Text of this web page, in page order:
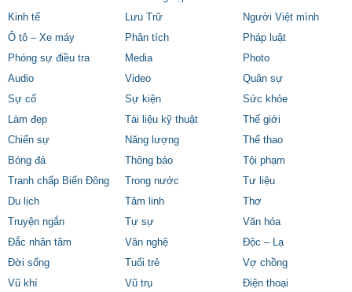
Kinh tế
Lưu Trữ
Người Việt mình
Ô tô – Xe máy
Phân tích
Pháp luật
Phóng sự điều tra
Media
Photo
Audio
Video
Quân sự
Sự cố
Sự kiện
Sức khỏe
Làm đẹp
Tài liệu kỹ thuật
Thế giới
Chiến sự
Năng lượng
Thể thao
Bóng đá
Thông báo
Tội phạm
Tranh chấp Biển Đông
Trong nước
Tư liệu
Du lịch
Tâm linh
Thơ
Truyện ngắn
Tự sự
Văn hóa
Đắc nhân tâm
Văn nghệ
Độc – Lạ
Đời sống
Tuổi trẻ
Vợ chồng
Vũ khí
Vũ trụ Điện thoại